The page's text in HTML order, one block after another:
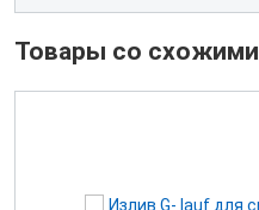
Товары со схожими